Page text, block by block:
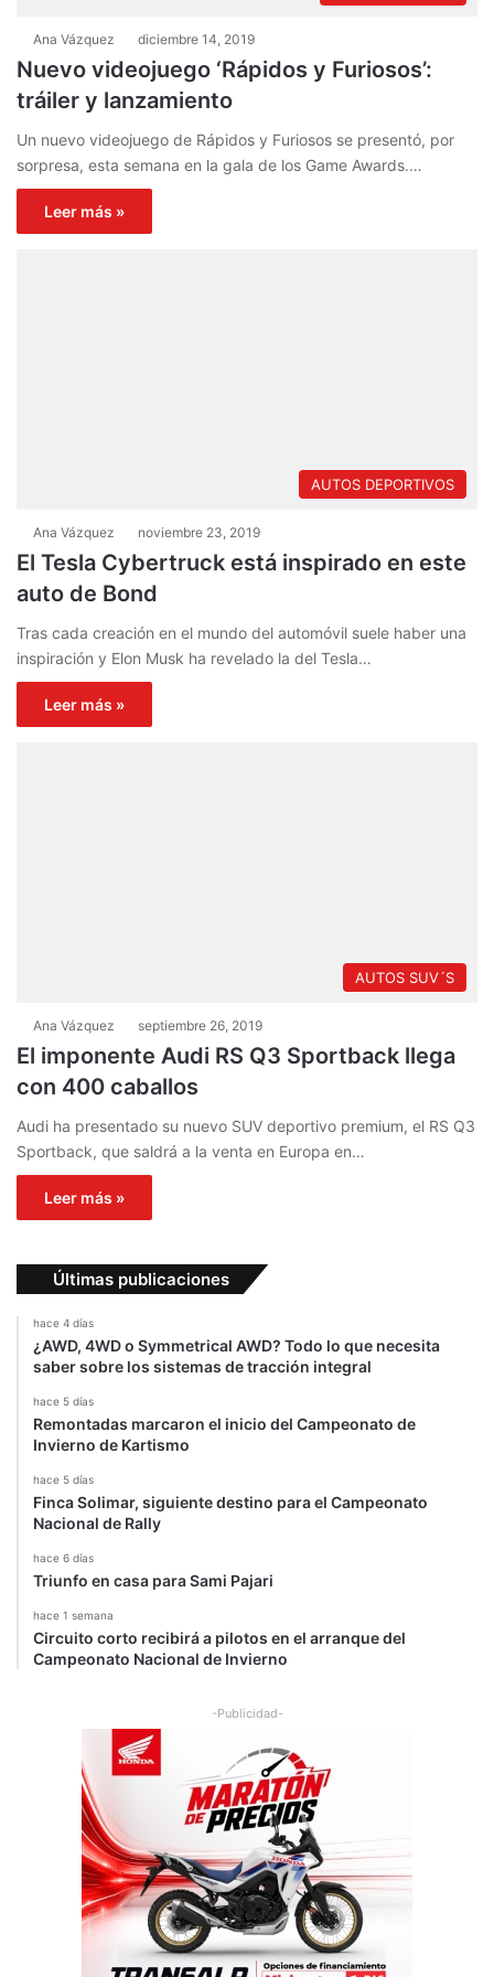
Ana Vázquez diciembre 14, 2019
Nuevo videojuego ‘Rápidos y Furiosos’:
tráiler y lanzamiento
Un nuevo videojuego de Rápidos y Furiosos se presentó, por
sorpresa, esta semana en la gala de los Game Awards.…
Leer más »
AUTOS DEPORTIVOS
Ana Vázquez noviembre 23, 2019
El Tesla Cybertruck está inspirado en este
auto de Bond
Tras cada creación en el mundo del automóvil suele haber una
inspiración y Elon Musk ha revelado la del Tesla…
Leer más »
AUTOS SUV´S
Ana Vázquez septiembre 26, 2019
El imponente Audi RS Q3 Sportback llega
con 400 caballos
Audi ha presentado su nuevo SUV deportivo premium, el RS Q3
Sportback, que saldrá a la venta en Europa en…
Leer más »
Últimas publicaciones
hace 4 días
¿AWD, 4WD o Symmetrical AWD? Todo lo que necesita
saber sobre los sistemas de tracción integral
hace 5 días
Remontadas marcaron el inicio del Campeonato de
Invierno de Kartismo
hace 5 días
Finca Solimar, siguiente destino para el Campeonato
Nacional de Rally
hace 6 días
Triunfo en casa para Sami Pajari
hace 1 semana
Circuito corto recibirá a pilotos en el arranque del
Campeonato Nacional de Invierno
-Publicidad-